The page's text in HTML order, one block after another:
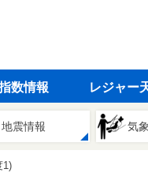
数情報 レジャー
地震情報 気
1)